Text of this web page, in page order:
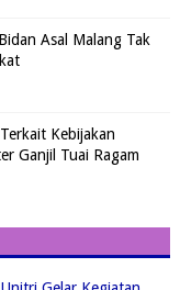
Asal Malang Tak
Kebijakan
Ganjil Tuai Ragam